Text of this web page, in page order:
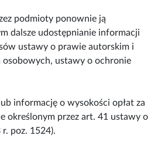
podmioty ponownie ją
dalsze udostępnianie informacji
ustawy o prawie autorskim i
ustawy o ochronie
informację o wysokości opłat za
określonym przez art. 41 ustawy o
poz. 1524).